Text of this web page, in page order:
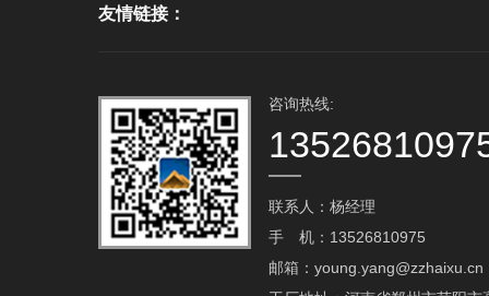
友情链接：
咨询热线:
联系人：杨经理
手 机：13526810975
邮箱：young.yang@zzhaixu.cn